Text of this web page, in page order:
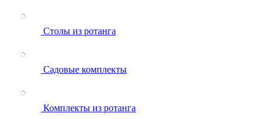
Столы из ротанга
Садовые комплекты
Комплекты из ротанга